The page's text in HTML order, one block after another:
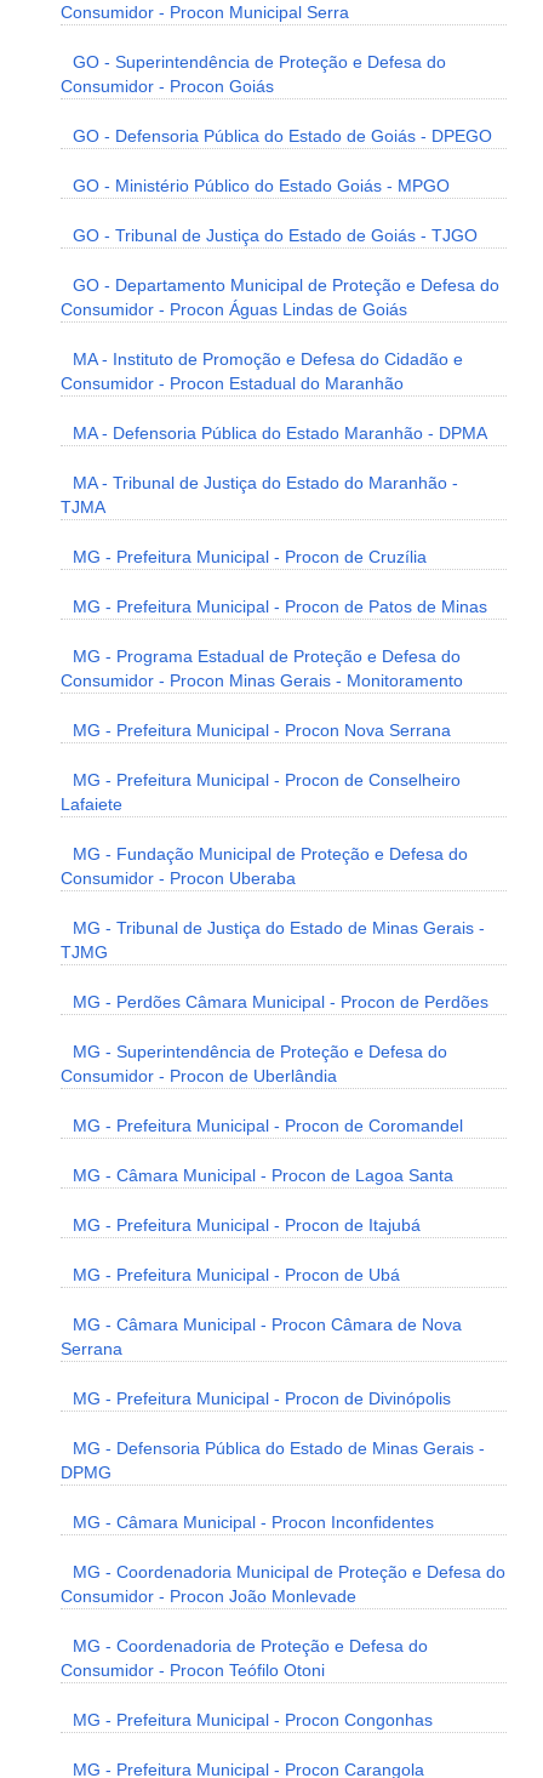
Consumidor - Procon Municipal Serra
GO - Superintendência de Proteção e Defesa do
Consumidor - Procon Goiás
GO - Defensoria Pública do Estado de Goiás - DPEGO
GO - Ministério Público do Estado Goiás - MPGO
GO - Tribunal de Justiça do Estado de Goiás - TJGO
GO - Departamento Municipal de Proteção e Defesa do
Consumidor - Procon Águas Lindas de Goiás
MA - Instituto de Promoção e Defesa do Cidadão e
Consumidor - Procon Estadual do Maranhão
MA - Defensoria Pública do Estado Maranhão - DPMA
MA - Tribunal de Justiça do Estado do Maranhão -
TJMA
MG - Prefeitura Municipal - Procon de Cruzília
MG - Prefeitura Municipal - Procon de Patos de Minas
MG - Programa Estadual de Proteção e Defesa do
Consumidor - Procon Minas Gerais - Monitoramento
MG - Prefeitura Municipal - Procon Nova Serrana
MG - Prefeitura Municipal - Procon de Conselheiro
Lafaiete
MG - Fundação Municipal de Proteção e Defesa do
Consumidor - Procon Uberaba
MG - Tribunal de Justiça do Estado de Minas Gerais -
TJMG
MG - Perdões Câmara Municipal - Procon de Perdões
MG - Superintendência de Proteção e Defesa do
Consumidor - Procon de Uberlândia
MG - Prefeitura Municipal - Procon de Coromandel
MG - Câmara Municipal - Procon de Lagoa Santa
MG - Prefeitura Municipal - Procon de Itajubá
MG - Prefeitura Municipal - Procon de Ubá
MG - Câmara Municipal - Procon Câmara de Nova
Serrana
MG - Prefeitura Municipal - Procon de Divinópolis
MG - Defensoria Pública do Estado de Minas Gerais -
DPMG
MG - Câmara Municipal - Procon Inconfidentes
MG - Coordenadoria Municipal de Proteção e Defesa do
Consumidor - Procon João Monlevade
MG - Coordenadoria de Proteção e Defesa do
Consumidor - Procon Teófilo Otoni
MG - Prefeitura Municipal - Procon Congonhas
MG - Prefeitura Municipal - Procon Carangola